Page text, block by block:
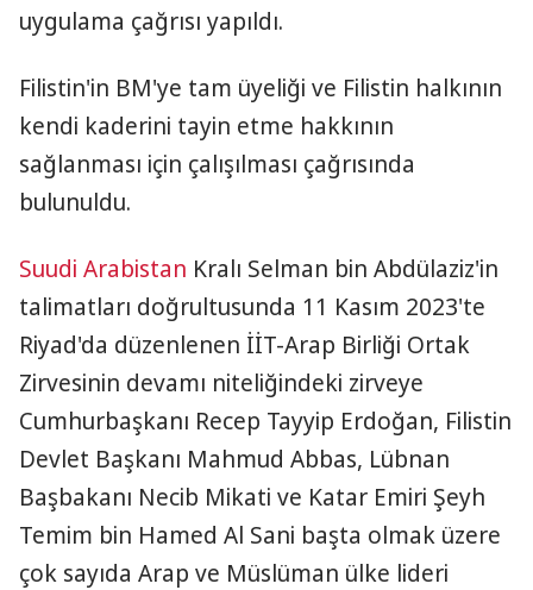
uygulama çağrısı yapıldı.
Filistin'in BM'ye tam üyeliği ve Filistin halkının
kendi kaderini tayin etme hakkının
sağlanması için çalışılması çağrısında
bulunuldu.
Suudi Arabistan Kralı Selman bin Abdülaziz'in
talimatları doğrultusunda 11 Kasım 2023'te
Riyad'da düzenlenen İİT-Arap Birliği Ortak
Zirvesinin devamı niteliğindeki zirveye
Cumhurbaşkanı Recep Tayyip Erdoğan, Filistin
Devlet Başkanı Mahmud Abbas, Lübnan
Başbakanı Necib Mikati ve Katar Emiri Şeyh
Temim bin Hamed Al Sani başta olmak üzere
çok sayıda Arap ve Müslüman ülke lideri